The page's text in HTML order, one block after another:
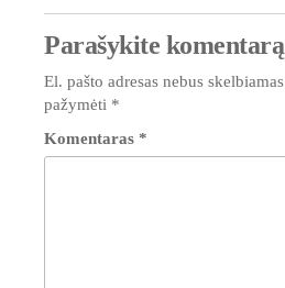
Parašykite komentarą
El. pašto adresas nebus
pažymėti *
Komentaras*